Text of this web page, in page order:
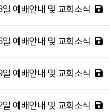
예배안내 및 교회소식
예배안내 및 교회소식
예배안내 및 교회소식
예배안내 및 교회소식